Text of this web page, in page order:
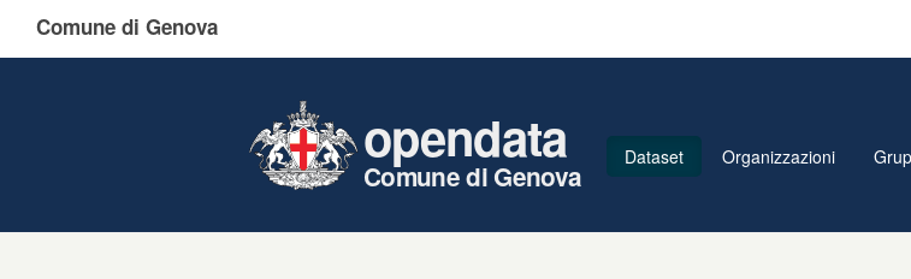
Comune di Genova
opendata
Comune di Genova
Dataset Organizzazioni